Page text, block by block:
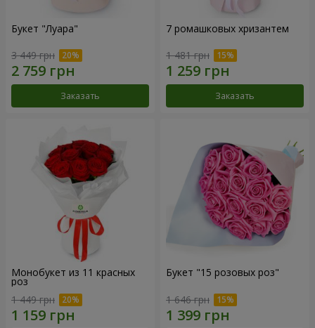
Букет "Луара"
3 449 грн
Заказать
7 ромашковых хризантем
1 481 грн
Заказать
Монобукет из 11 красных
роз
1 449 грн
Букет "15 розовых роз"
1 646 грн